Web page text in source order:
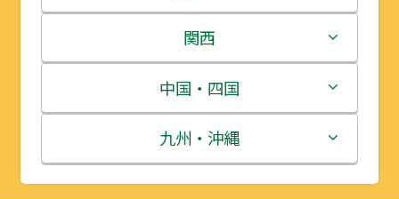
岩手県
宮城県
秋田県
山形県
栃木県
群馬県
埼玉県
千葉県
新潟県
富山県
石川県
福井県
関西
三重県
滋賀県
京都府
中国・四国
鳥取県
島根県
九州・沖縄
福岡県